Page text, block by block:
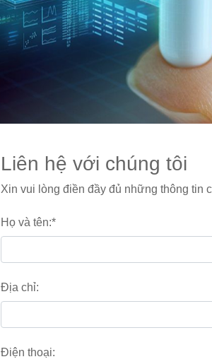
Liên hệ với chúng tôi
Xin vui lòng điền đầy đủ những thông tin
Họ và tên:*
Địa chỉ:
Điện thoại: